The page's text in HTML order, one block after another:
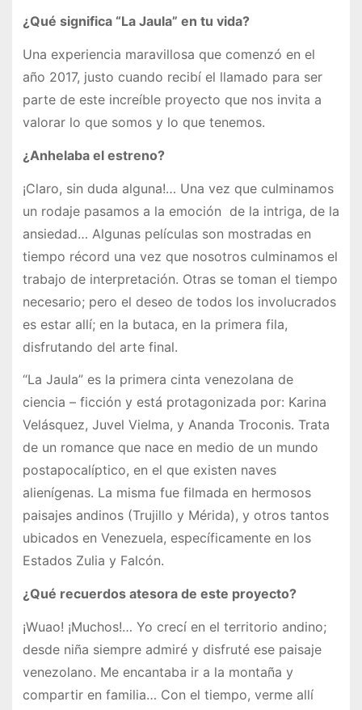
¿Qué significa “La Jaula” en tu vida?
Una experiencia maravillosa que comenzó en el
año 2017, justo cuando recibí el llamado para ser
parte de este increíble proyecto que nos invita a
valorar lo que somos y lo que tenemos.
¿Anhelaba el estreno?
¡Claro, sin duda alguna!… Una vez que culminamos
un rodaje pasamos a la emoción de la intriga, de la
ansiedad… Algunas películas son mostradas en
tiempo récord una vez que nosotros culminamos el
trabajo de interpretación. Otras se toman el tiempo
necesario; pero el deseo de todos los involucrados
es estar allí; en la butaca, en la primera fila,
disfrutando del arte final.
“La Jaula” es la primera cinta venezolana de
ciencia – ficción y está protagonizada por: Karina
Velásquez, Juvel Vielma, y Ananda Troconis. Trata
de un romance que nace en medio de un mundo
postapocalíptico, en el que existen naves
alienígenas. La misma fue filmada en hermosos
paisajes andinos (Trujillo y Mérida), y otros tantos
ubicados en Venezuela, específicamente en los
Estados Zulia y Falcón.
¿Qué recuerdos atesora de este proyecto?
¡Wuao! ¡Muchos!… Yo crecí en el territorio andino;
desde niña siempre admiré y disfruté ese paisaje
venezolano. Me encantaba ir a la montaña y
compartir en familia… Con el tiempo, verme allí